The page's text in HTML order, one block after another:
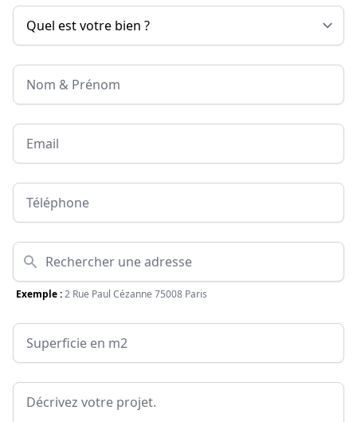
Nom & Prénom
Email
Téléphone
Adresse
Exemple :2 Rue Paul Cézanne 75008 Paris
Surface
Message